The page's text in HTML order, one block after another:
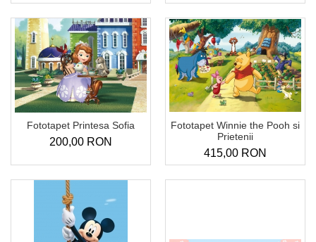
Fototapet Printesa Sofia
200,00 RON
Fototapet Winnie the Pooh si
Prietenii
415,00 RON